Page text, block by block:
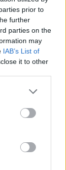
prior to
further
parties on the
may
IAB’s List of
it to other
Google
may click to
tags to
Google